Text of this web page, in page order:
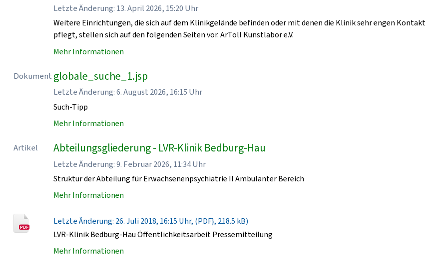
Letzte Änderung: 13. April 2026, 15:20 Uhr
Weitere Einrichtungen, die sich auf dem Klinikgelände befinden oder mit denen die Klinik sehr engen Kontakt
pflegt, stellen sich auf den folgenden Seiten vor. ArToll Kunstlabor e.V.
Mehr Informationen
Dokument globale_suche_1.jsp
Letzte Änderung: 6. August 2026, 16:15 Uhr
Such-Tipp
Mehr Informationen
Artikel Abteilungsgliederung - LVR-Klinik Bedburg-Hau
Letzte Änderung: 9. Februar 2026, 11:34 Uhr
Struktur der Abteilung für Erwachsenenpsychiatrie II Ambulanter Bereich
Mehr Informationen
Letzte Änderung: 26. Juli 2018, 16:15 Uhr, (PDF}, 218.5 kB)
LVR-Klinik Bedburg-Hau Öffentlichkeitsarbeit Pressemitteilung
Mehr Informationen